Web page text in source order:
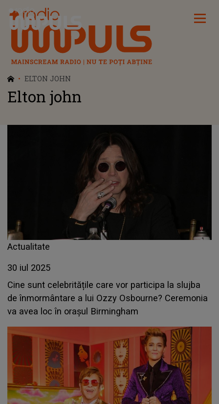
Radio Impuls
ELTON JOHN
Elton john
Actualitate
30 iul 2025
Cine sunt celebritățile care vor participa la slujba
de înmormântare a lui Ozzy Osbourne? Ceremonia
va avea loc în orașul Birmingham